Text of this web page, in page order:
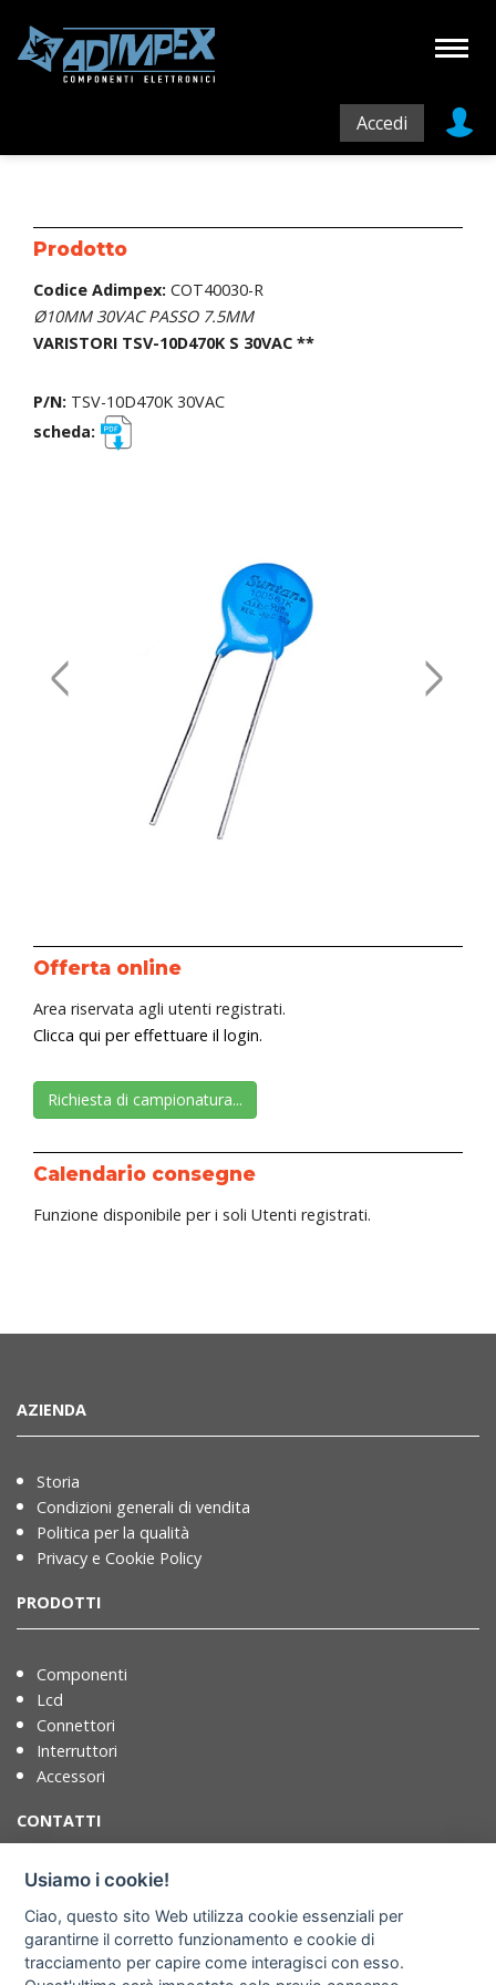
Accedi
Prodotto
Codice Adimpex: COT40030-R
Ø10MM 30VAC PASSO 7.5MM
VARISTORI TSV-10D470K S 30VAC **
P/N: TSV-10D470K 30VAC
scheda:
Offerta online
Area riservata agli utenti registrati.
Clicca qui per effettuare il login.
Richiesta di campionatura...
Calendario consegne
Funzione disponibile per i soli Utenti registrati.
AZIENDA
Storia
Condizioni generali di vendita
Politica per la qualità
Privacy e Cookie Policy
PRODOTTI
Componenti
Lcd
Connettori
Interruttori
Accessori
CONTATTI
T. +39 071721091
F. +39 0717210922
info@adimpex.it
Usiamo i cookie!
Ciao, questo sito Web utilizza cookie essenziali per
garantirne il corretto funzionamento e cookie di
tracciamento per capire come interagisci con esso.